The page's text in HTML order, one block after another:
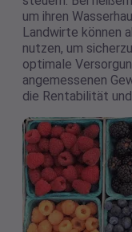
um ihren
Landwirte können
nutzen, um
optimale
angemessenen
die Rentabilität